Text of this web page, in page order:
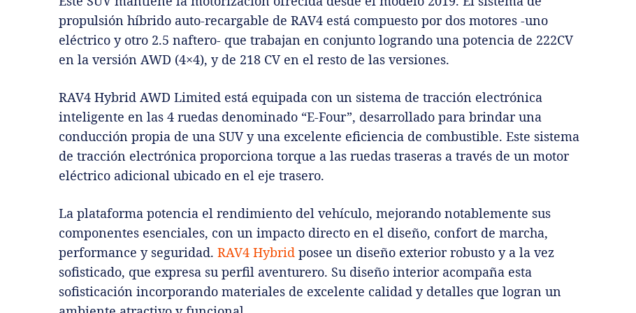
propulsión híbrido auto-recargable de RAV4 está compuesto por dos motores -uno
eléctrico y otro 2.5 naftero- que trabajan en conjunto logrando una potencia de 222CV
en la versión AWD (4×4), y de 218 CV en el resto de las versiones.
RAV4 Hybrid AWD Limited está equipada con un sistema de tracción electrónica
inteligente en las 4 ruedas denominado “E-Four”, desarrollado para brindar una
conducción propia de una SUV y una excelente eficiencia de combustible. Este sistema
de tracción electrónica proporciona torque a las ruedas traseras a través de un motor
eléctrico adicional ubicado en el eje trasero.
La plataforma potencia el rendimiento del vehículo, mejorando notablemente sus
componentes esenciales, con un impacto directo en el diseño, confort de marcha,
performance y seguridad. RAV4 Hybrid posee un diseño exterior robusto y a la vez
sofisticado, que expresa su perfil aventurero. Su diseño interior acompaña esta
sofisticación incorporando materiales de excelente calidad y detalles que logran un